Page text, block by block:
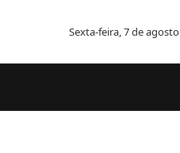
Sexta-feira, 7 de agosto